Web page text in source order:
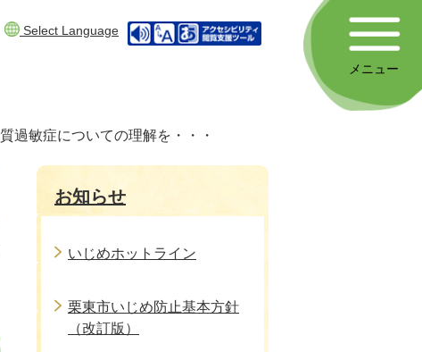
Select Language
メニュー
過敏症についての理解を・・・
お知らせ
いじめホットライン
栗東市いじめ防止基本方針
（改訂版）